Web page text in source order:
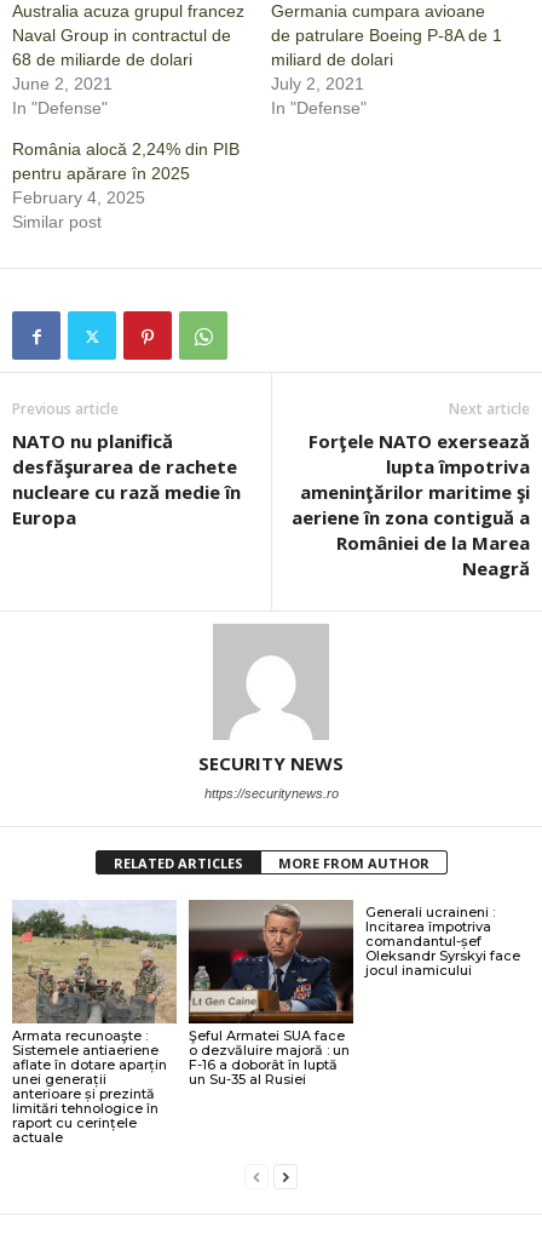
Australia acuza grupul francez
Naval Group in contractul de
68 de miliarde de dolari
June 2, 2021
In "Defense"
Germania cumpara avioane
de patrulare Boeing P-8A de 1
miliard de dolari
July 2, 2021
In "Defense"
România alocă 2,24% din PIB
pentru apărare în 2025
February 4, 2025
Similar post
Previous article
NATO nu planifică
desfăşurarea de rachete
nucleare cu rază medie în
Europa
Next article
Forţele NATO exersează
lupta împotriva
ameninţărilor maritime şi
aeriene în zona contiguă a
României de la Marea
Neagră
SECURITY NEWS
https://securitynews.ro
RELATED ARTICLES MORE FROM AUTHOR
Armata recunoaşte :
Sistemele antiaeriene
aflate în dotare aparțin
unei generații
anterioare și prezintă
limitări tehnologice în
raport cu cerințele
actuale
Şeful Armatei SUA face
o dezvăluire majoră : un
F-16 a doborât în luptă
un Su-35 al Rusiei
Generali ucraineni :
Incitarea împotriva
comandantul-șef
Oleksandr Syrskyi face
jocul inamicului